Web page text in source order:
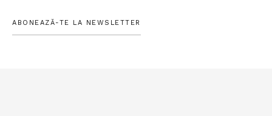
ABONEAZĂ-TE LA NEWSLETTER